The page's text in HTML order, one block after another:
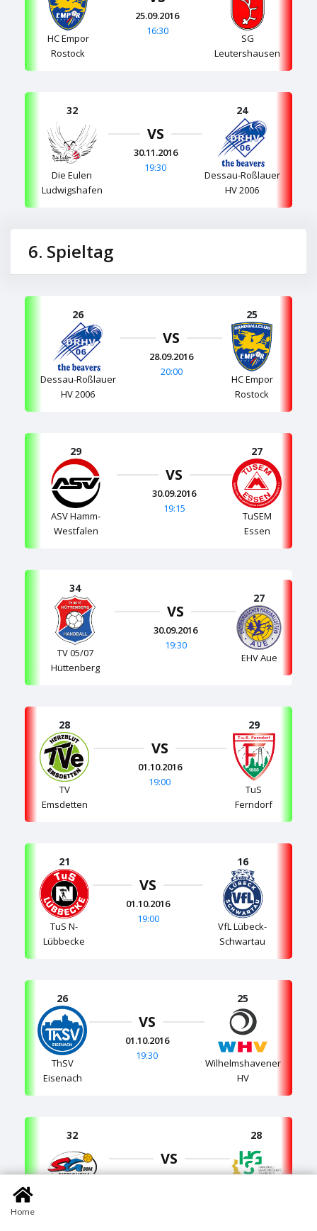
HC Empor
Rostock
25.09.2016
16:30
SG
Leutershausen
32
Die Eulen
Ludwigshafen
VS
30.11.2016
19:30
24
Dessau-Roßlauer
HV 2006
6. Spieltag
26
Dessau-Roßlauer
HV 2006
VS
28.09.2016
20:00
25
HC Empor
Rostock
29
ASV Hamm-
Westfalen
VS
30.09.2016
19:15
27
TuSEM
Essen
34
TV 05/07
Hüttenberg
VS
30.09.2016
19:30
27
EHV Aue
28
TV
Emsdetten
VS
01.10.2016
19:00
29
TuS
Ferndorf
21
TuS N-
Lübbecke
VS
01.10.2016
19:00
16
VfL Lübeck-
Schwartau
26
ThSV
Eisenach
VS
01.10.2016
19:30
25
Wilhelmshavener
HV
32
VS
01.10.2016
28
Home